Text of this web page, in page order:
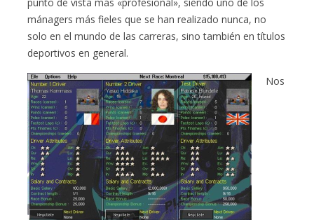
mánagers más fieles que se han realizado nunca, no
solo en el mundo de las carreras, sino también en títulos
deportivos en general.
Nos